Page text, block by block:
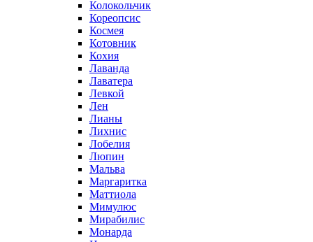
Колокольчик
Кореопсис
Космея
Котовник
Кохия
Лаванда
Лаватера
Левкой
Лен
Лианы
Лихнис
Лобелия
Люпин
Мальва
Маргаритка
Маттиола
Мимулюс
Мирабилис
Монарда